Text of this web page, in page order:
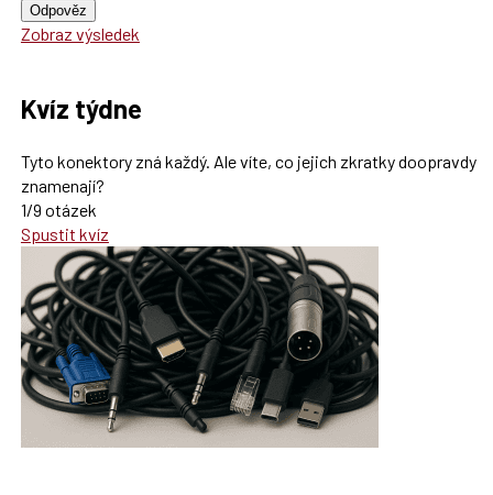
Odpověz
Zobraz výsledek
Kvíz týdne
Tyto konektory zná každý. Ale víte, co jejich zkratky doopravdy
znamenají?
1/9 otázek
Spustit kvíz